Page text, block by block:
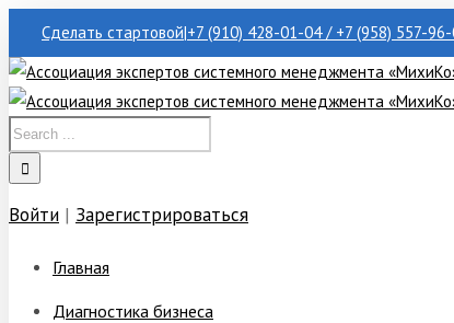
Сделать стартовой|+7 (910) 428-01-04 / +7 (958) 557-
Войти | Зарегистрироваться
Главная
Диагностика бизнеса